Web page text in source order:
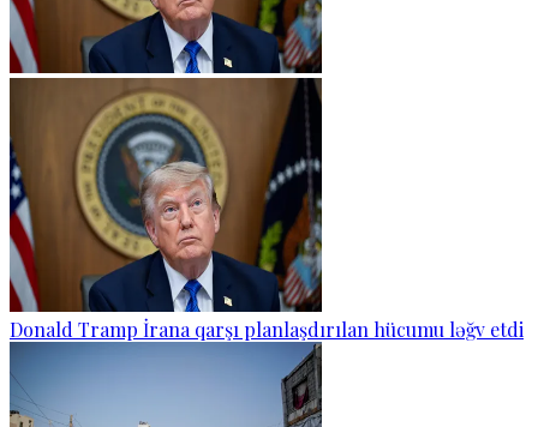
Donald Tramp İrana qarşı planlaşdırılan hücumu ləğv etdi